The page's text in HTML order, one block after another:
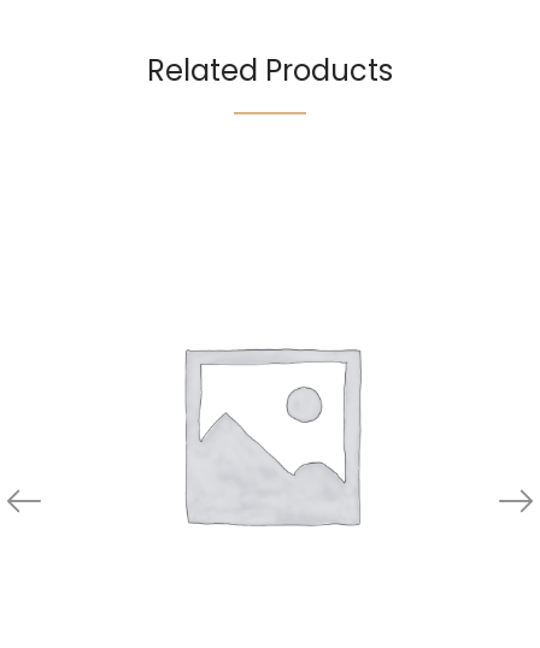
Related Products